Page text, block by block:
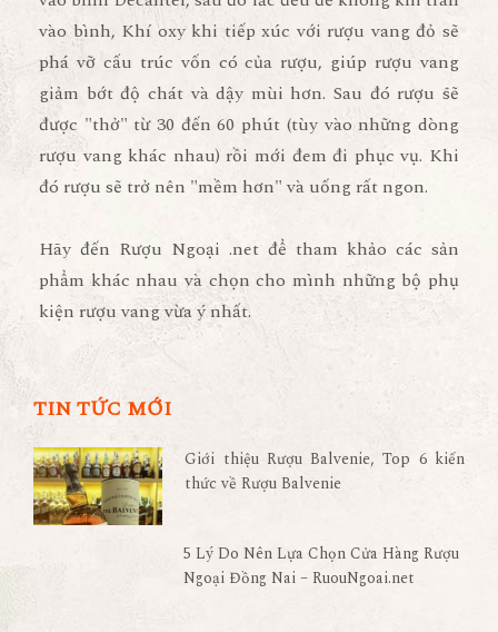
vào bình, Khí oxy khi tiếp xúc với rượu vang đỏ sẽ
phá vỡ cấu trúc vốn có của rượu, giúp rượu vang
giảm bớt độ chát và dậy mùi hơn. Sau đó rượu sẽ
được "thở" từ 30 đến 60 phút (tùy vào những dòng
rượu vang khác nhau) rồi mới đem đi phục vụ. Khi
đó rượu sẽ trở nên "mềm hơn" và uống rất ngon.
Hãy đến Rượu Ngoại .net để tham khảo các sản
phẩm khác nhau và chọn cho mình những bộ phụ
kiện rượu vang vừa ý nhất.
TIN TỨC MỚI
Giới thiệu Rượu Balvenie, Top 6 kiến
thức về Rượu Balvenie
5 Lý Do Nên Lựa Chọn Cửa Hàng Rượu
Ngoại Đồng Nai – RuouNgoai.net